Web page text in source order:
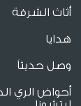
أثاث الشرفة
هدايا
وصل حديثاً
أحواض الري